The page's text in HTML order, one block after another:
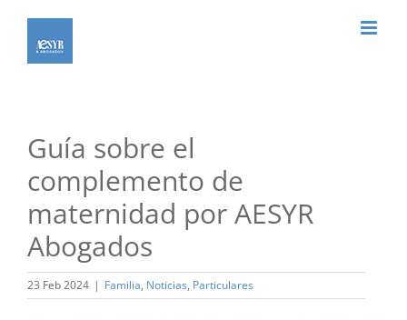
contenido
Guía sobre el
complemento de
maternidad por AESYR
Abogados
23 Feb 2024 | Familia, Noticias, Particulares